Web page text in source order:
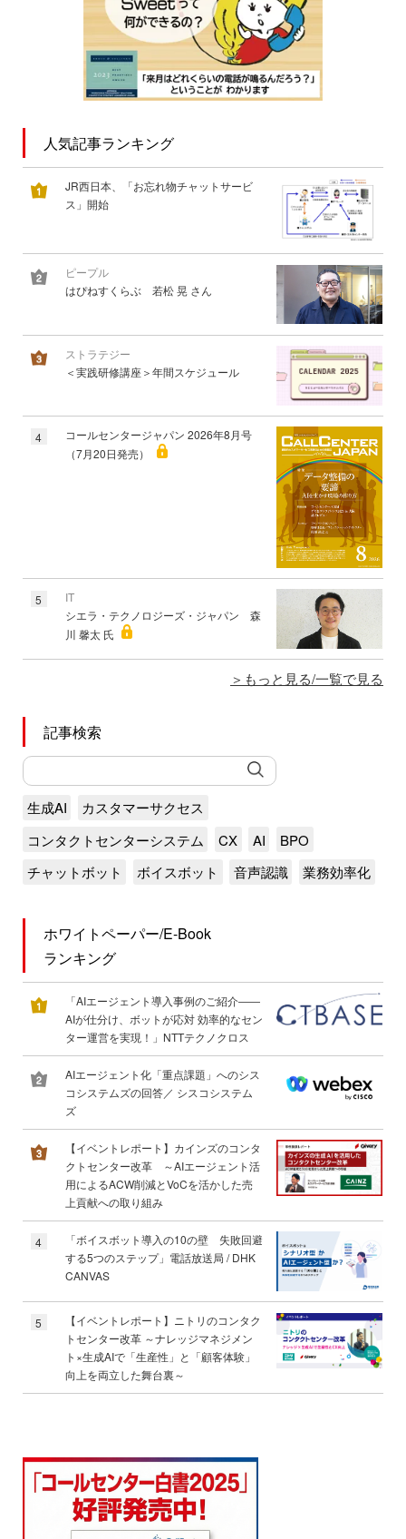
人気記事ランキング
JR西日本、「お忘れ物チャットサービ
ス」開始
ピープル
はぴねすくらぶ 若松 晃 さん
ストラテジー
＜実践研修講座＞年間スケジュール
4
コールセンタージャパン 2026年8月号
（7月20日発売）
5
IT
シエラ・テクノロジーズ・ジャパン 森
川 馨太 氏
もっと見る/一覧で見る
記事検索
生成AI
カスタマーサクセス
コンタクトセンターシステム
CX AI
BPO
チャットボット
ボイスボット 音声認識 業務効率化
ホワイトペーパー/E-Book
ランキング
「AIエージェント導入事例のご紹介――
AIが仕分け、ボットが応対 効率的なセン
ター運営を実現！」NTTテクノクロス
AIエージェント化「重点課題」へのシス
コシステムズの回答／ シスコシステム
ズ
【イベントレポート】カインズのコンタ
クトセンター改革 ～AIエージェント活
用によるACW削減とVoCを活かした売
上貢献への取り組み
4
「ボイスボット導入の10の壁 失敗回避
する5つのステップ」電話放送局 / DHK
CANVAS
5
【イベントレポート】ニトリのコンタク
トセンター改革 ～ナレッジマネジメン
ト×生成AIで「生産性」と「顧客体験」
向上を両立した舞台裏～